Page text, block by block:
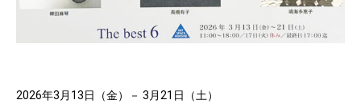
2026年3月13日（金）－ 3月21日（土）